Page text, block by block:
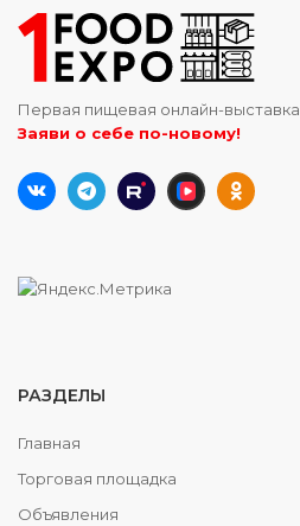
Первая пищевая онлайн-выставка
Заяви о себе по-новому!
РАЗДЕЛЫ
Главная
Торговая площадка
Объявления